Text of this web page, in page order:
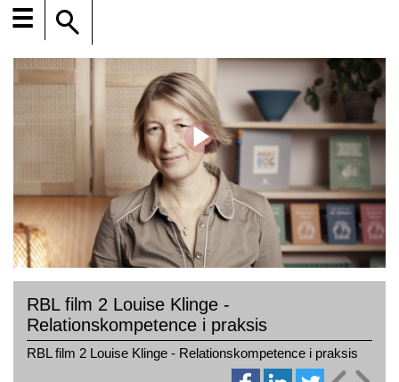
☰
RBL film 2 Louise Klinge -
Relationskompetence i praksis
RBL film 2 Louise Klinge - Relationskompetence i praksis